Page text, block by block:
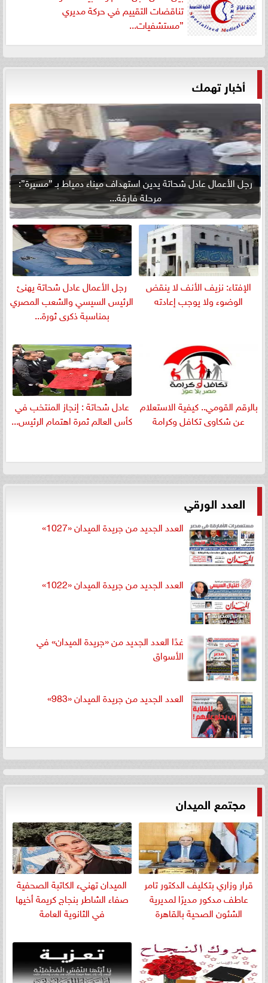
تناقضات التقييم في حركة مديري
”مستشفيات...
أخبار تهمك
رجل الأعمال عادل شحاتة يدين استهداف ميناء دمياط بـ ”مسيرة”:
مرحلة فارقة...
الإفتاء: نزيف الأنف لا ينقض
الوضوء ولا يوجب إعادته
رجل الأعمال عادل شحاتة يهنئ
الرئيس السيسي والشعب المصري
بمناسبة ذكرى ثورة...
بالرقم القومي.. كيفية الاستعلام
عن شكاوى تكافل وكرامة
عادل شحاتة : إنجاز المنتخب في
كأس العالم ثمرة اهتمام الرئيس...
العدد الورقي
العدد الجديد من جريدة الميدان «1027»
العدد الجديد من جريدة الميدان «1022»
غدًا العدد الجديد من «جريدة الميدان» في
الأسواق
العدد الجديد من جريدة الميدان «983»
مجتمع الميدان
قرار وزاري بتكليف الدكتور تامر
عاطف مدكور مديرًا لمديرية
الشئون الصحية بالقاهرة
الميدان تهنيء الكاتبة الصحفية
صفاء الشاطر بنجاج كريمة أخيها
في الثانوية العامة